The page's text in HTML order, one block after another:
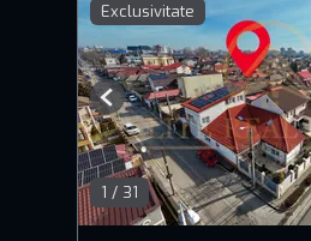
Exclusivitate
1 / 31
Previous